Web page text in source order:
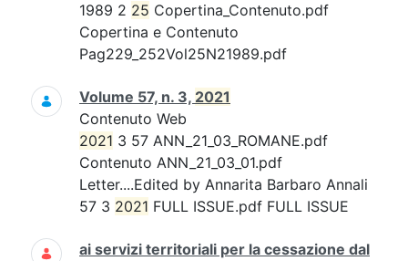
1989 2 25 Copertina_Contenuto.pdf
Copertina e Contenuto
Pag229_252Vol25N21989.pdf
Volume 57, n. 3, 2021
Contenuto Web
2021 3 57 ANN_21_03_ROMANE.pdf
Contenuto ANN_21_03_01.pdf
Letter....Edited by Annarita Barbaro Annali
57 3 2021 FULL ISSUE.pdf FULL ISSUE
ai servizi territoriali per la cessazione dal